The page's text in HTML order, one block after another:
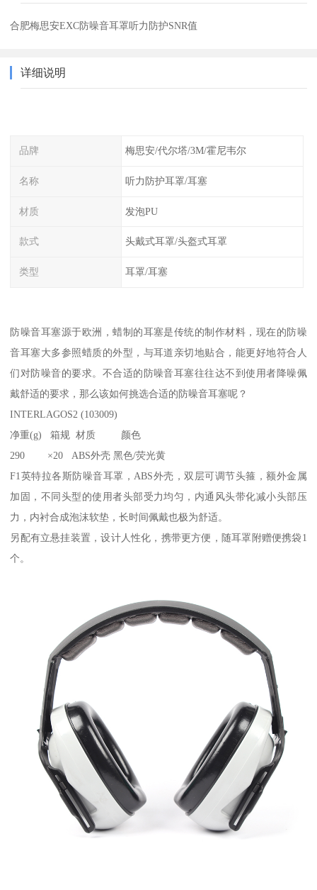
合肥梅思安EXC防噪音耳罩听力防护SNR值
详细说明
品牌 梅思安/代尔塔/3M/霍尼韦尔
名称 听力防护耳罩/耳塞
材质 发泡PU
款式 头戴式耳罩/头盔式耳罩
类型 耳罩/耳塞
防噪音耳塞源于欧洲，蜡制的耳塞是传统的制作材料，现在的防噪
音耳塞大多参照蜡质的外型，与耳道亲切地贴合，能更好地符合人
们对防噪音的要求。不合适的防噪音耳塞往往达不到使用者降噪佩
戴舒适的要求，那么该如何挑选合适的防噪音耳塞呢？
INTERLAGOS2 (103009)
净重(g) 箱规 材质 颜色
290 ×20 ABS外壳 黑色/荧光黄
F1英特拉各斯防噪音耳罩，ABS外壳，双层可调节头箍，额外金属
加固，不同头型的使用者头部受力均匀，内通风头带化减小头部压
力，内衬合成泡沫软垫，长时间佩戴也极为舒适。
另配有立悬挂装置，设计人性化，携带更方便，随耳罩附赠便携袋1
个。